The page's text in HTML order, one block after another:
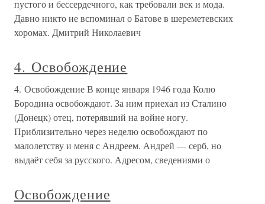
пустого и бессердечного, как требовали век и мода.
Давно никто не вспоминал о Батове в шереметевских
хоромах. Дмитрий Николаевич
4. Освобождение
4. Освобождение В конце января 1946 года Колю
Бородина освобождают. За ним приехал из Сталино
(Донецк) отец, потерявший на войне ногу.
Приблизительно через неделю освобождают по
малолетству и меня с Андреем. Андрей — серб, но
выдаёт себя за русского. Адресом, сведениями о
Освобождение